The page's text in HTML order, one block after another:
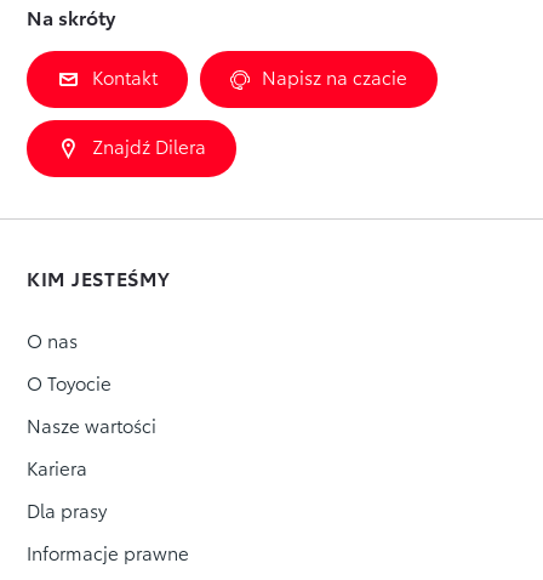
Na skróty
Kontakt Napisz na czacie
Znajdź Dilera
KIM JESTEŚMY
O nas
O Toyocie
Nasze wartości
Kariera
Dla prasy
Informacje prawne